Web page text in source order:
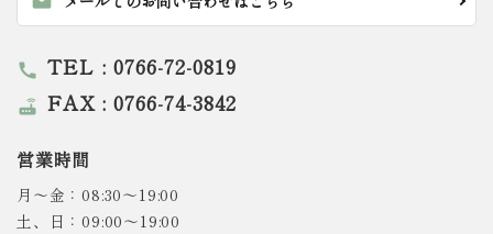
call TEL : 0766-72-0819
router FAX : 0766-74-3842
営業時間
月～金：08:30～19:00
土、日：09:00～19:00